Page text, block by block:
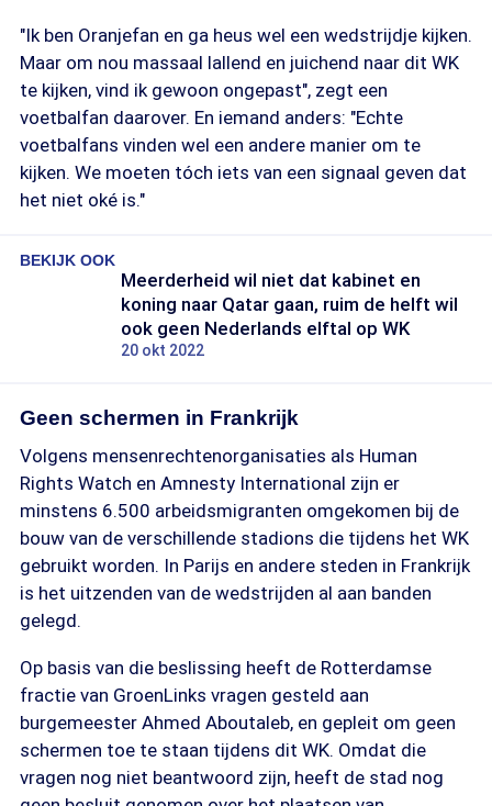
"Ik ben Oranjefan en ga heus wel een wedstrijdje kijken.
Maar om nou massaal lallend en juichend naar dit WK
te kijken, vind ik gewoon ongepast", zegt een
voetbalfan daarover. En iemand anders: "Echte
voetbalfans vinden wel een andere manier om te
kijken. We moeten tóch iets van een signaal geven dat
het niet oké is."
BEKIJK OOK
Meerderheid wil niet dat kabinet en
koning naar Qatar gaan, ruim de helft wil
ook geen Nederlands elftal op WK
20 okt 2022
Geen schermen in Frankrijk
Volgens mensenrechtenorganisaties als Human
Rights Watch en Amnesty International zijn er
minstens 6.500 arbeidsmigranten omgekomen bij de
bouw van de verschillende stadions die tijdens het WK
gebruikt worden. In Parijs en andere steden in Frankrijk
is het uitzenden van de wedstrijden al aan banden
gelegd.
Op basis van die beslissing heeft de Rotterdamse
fractie van GroenLinks vragen gesteld aan
burgemeester Ahmed Aboutaleb, en gepleit om geen
schermen toe te staan tijdens dit WK. Omdat die
vragen nog niet beantwoord zijn, heeft de stad nog